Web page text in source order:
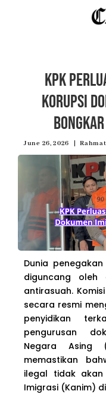
KPK
Korupsi
June 26, 2026
Dunia
diguncang oleh
antirasuah.
secara resmi
penyidikan
pengurusan
Negara Asing
memastikan
ilegal tidak
Imigrasi (Kanim)